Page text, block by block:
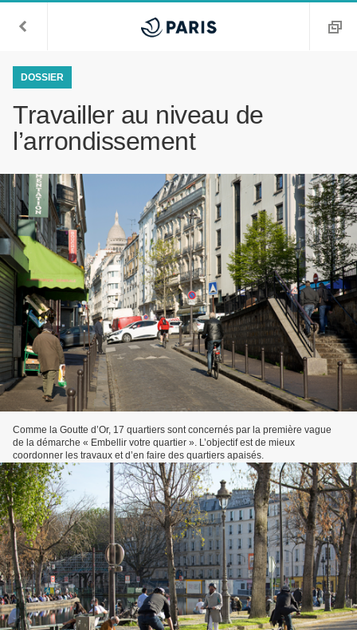
DOSSIER
Travailler au niveau de
l’arrondissement
Comme la Goutte d’Or, 17 quartiers sont concernés par la première vague
de la démarche « Embellir votre quartier ». L’objectif est de mieux
coordonner les travaux et d’en faire des quartiers apaisés.